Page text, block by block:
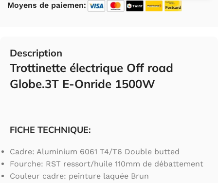
Moyens de paiemen:
Description
Trottinette électrique Off road
Globe.3T E-Onride 1500W
FICHE TECHNIQUE:
Cadre: Aluminium 6061 T4/T6 Double butted
Fourche: RST ressort/huile 110mm de débattement
Couleur cadre: peinture laquée Brun